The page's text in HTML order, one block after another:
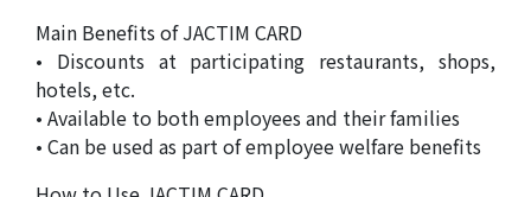
Main Benefits of JACTIM CARD
• Discounts at participating restaurants, shops,
hotels, etc.
• Available to both employees and their families
• Can be used as part of employee welfare benefits